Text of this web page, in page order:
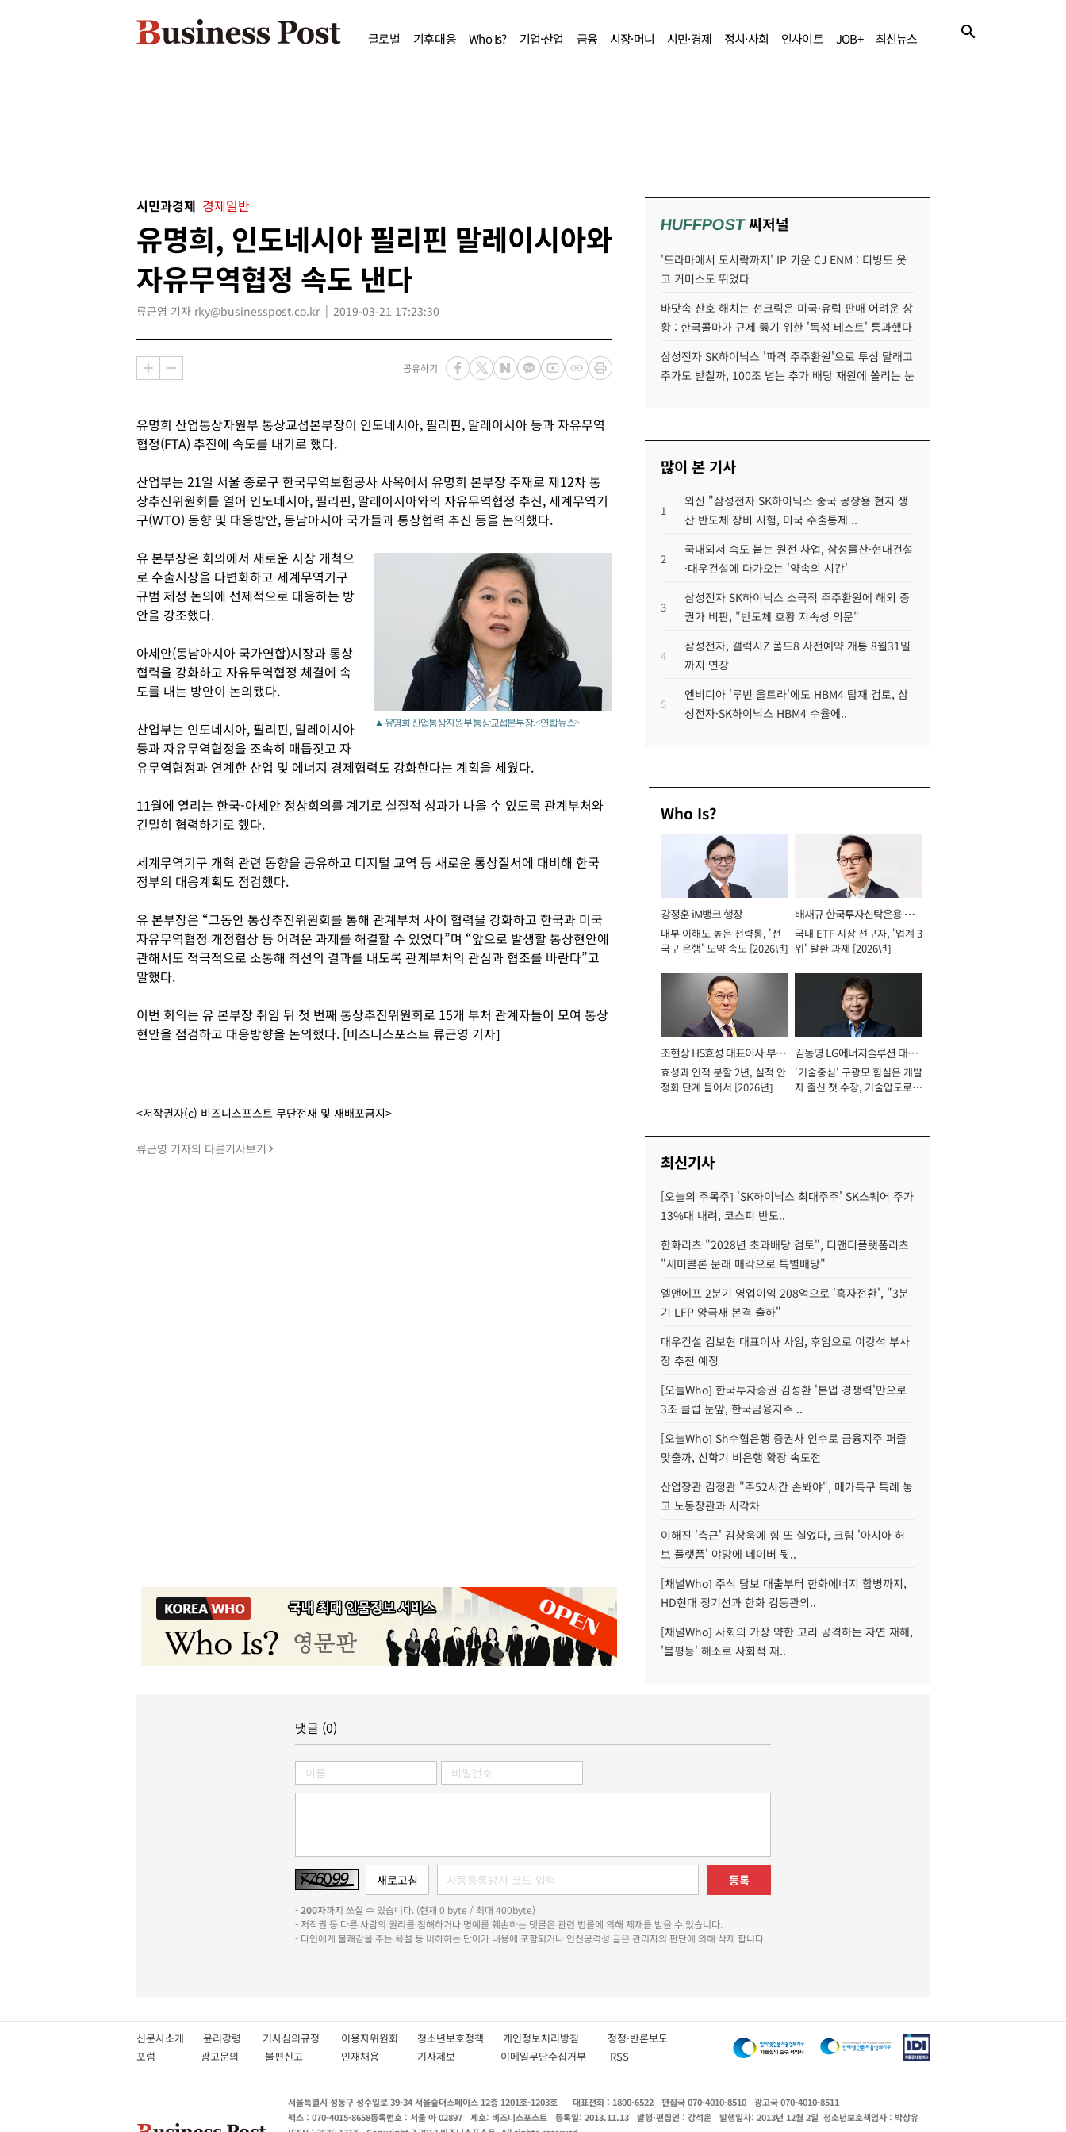
글로벌 기후대응 Who Is? 기업·산업 금융 시장·머니 시민·경제 정치·사회 인사이트 JOB+ 최신뉴스
시민과경제 경제일반
유명희, 인도네시아 필리핀 말레이시아와
자유무역협정 속도 낸다
류근영 기자 rky@businesspost.co.kr 2019-03-21 17:23:30
공유하기
유명희 산업통상자원부 통상교섭본부장이 인도네시아, 필리핀, 말레이시아 등과 자유무역
협정(FTA) 추진에 속도를 내기로 했다.
산업부는 21일 서울 종로구 한국무역보험공사 사옥에서 유명희 본부장 주재로 제12차 통
상추진위원회를 열어 인도네시아, 필리핀, 말레이시아와의 자유무역협정 추진, 세계무역기
구(WTO) 동향 및 대응방안, 동남아시아 국가들과 통상협력 추진 등을 논의했다.
▲ 유명희 산업통상자원부 통상교섭본부장. <연합뉴스>
유 본부장은 회의에서 새로운 시장 개척으
로 수출시장을 다변화하고 세계무역기구
규범 제정 논의에 선제적으로 대응하는 방
안을 강조했다.
아세안(동남아시아 국가연합)시장과 통상
협력을 강화하고 자유무역협정 체결에 속
도를 내는 방안이 논의됐다.
산업부는 인도네시아, 필리핀, 말레이시아
등과 자유무역협정을 조속히 매듭짓고 자
유무역협정과 연계한 산업 및 에너지 경제협력도 강화한다는 계획을 세웠다.
11월에 열리는 한국-아세안 정상회의를 계기로 실질적 성과가 나올 수 있도록 관계부처와
긴밀히 협력하기로 했다.
세계무역기구 개혁 관련 동향을 공유하고 디지털 교역 등 새로운 통상질서에 대비해 한국
정부의 대응계획도 점검했다.
유 본부장은 “그동안 통상추진위원회를 통해 관계부처 사이 협력을 강화하고 한국과 미국
자유무역협정 개정협상 등 어려운 과제를 해결할 수 있었다”며 “앞으로 발생할 통상현안에
관해서도 적극적으로 소통해 최선의 결과를 내도록 관계부처의 관심과 협조를 바란다”고
말했다.
이번 회의는 유 본부장 취임 뒤 첫 번째 통상추진위원회로 15개 부처 관계자들이 모여 통상
현안을 점검하고 대응방향을 논의했다. [비즈니스포스트 류근영 기자]
<저작권자(c) 비즈니스포스트 무단전재 및 재배포금지>
류근영 기자의 다른기사보기
HUFFPOST씨저널
'드라마에서 도시락까지' IP 키운 CJ ENM : 티빙도 웃
고 커머스도 뛰었다
바닷속 산호 해치는 선크림은 미국·유럽 판매 어려운 상
황 : 한국콜마가 규제 뚫기 위한 '독성 테스트' 통과했다
삼성전자 SK하이닉스 '파격 주주환원'으로 투심 달래고
주가도 받칠까, 100조 넘는 추가 배당 재원에 쏠리는 눈
많이 본 기사
1
외신 "삼성전자 SK하이닉스 중국 공장용 현지 생
산 반도체 장비 시험, 미국 수출통제 ..
2
국내외서 속도 붙는 원전 사업, 삼성물산·현대건설
·대우건설에 다가오는 '약속의 시간'
3
삼성전자 SK하이닉스 소극적 주주환원에 해외 증
권가 비판, "반도체 호황 지속성 의문"
4
삼성전자, 갤럭시Z 폴드8 사전예약 개통 8월31일
까지 연장
5
엔비디아 '루빈 울트라'에도 HBM4 탑재 검토, 삼
성전자·SK하이닉스 HBM4 수율에..
Who Is?
강정훈 iM뱅크 행장
내부 이해도 높은 전략통, '전
국구 은행' 도약 속도 [2026년]
배재규 한국투자신탁운용 대
표이사 사장
국내 ETF 시장 선구자, '업계 3
위' 탈환 과제 [2026년]
조현상 HS효성 대표이사 부회
장
효성과 인적 분할 2년, 실적 안
정화 단계 들어서 [2026년]
김동명 LG에너지솔루션 대표
이사 사장
'기술중심' 구광모 힘실은 개발
자 출신 첫 수장, 기술압도로
최신기사
[오늘의 주목주] 'SK하이닉스 최대주주' SK스퀘어 주가
13%대 내려, 코스피 반도..
한화리츠 "2028년 초과배당 검토", 디앤디플랫폼리츠
"세미콜론 문래 매각으로 특별배당"
엘앤에프 2분기 영업이익 208억으로 '흑자전환', "3분
기 LFP 양극재 본격 출하"
대우건설 김보현 대표이사 사임, 후임으로 이강석 부사
장 추천 예정
[오늘Who] 한국투자증권 김성환 '본업 경쟁력'만으로
3조 클럽 눈앞, 한국금융지주 ..
[오늘Who] Sh수협은행 증권사 인수로 금융지주 퍼즐
맞출까, 신학기 비은행 확장 속도전
산업장관 김정관 "주52시간 손봐야", 메가특구 특례 놓
고 노동장관과 시각차
이해진 '측근' 김창욱에 힘 또 실었다, 크림 '아시아 허
브 플랫폼' 야망에 네이버 뒷..
[채널Who] 주식 담보 대출부터 한화에너지 합병까지,
HD현대 정기선과 한화 김동관의..
[채널Who] 사회의 가장 약한 고리 공격하는 자연 재해,
'불평등' 해소로 사회적 재..
댓글 (0)
등록
-200자까지 쓰실 수 있습니다. (현재 0 byte / 최대 400byte)
- 저작권 등 다른 사람의 권리를 침해하거나 명예를 훼손하는 댓글은 관련 법률에 의해 제재를 받을 수 있습니다.
- 타인에게 불쾌감을 주는 욕설 등 비하하는 단어가 내용에 포함되거나 인신공격성 글은 관리자의 판단에 의해 삭제 합니다.
신문사소개 윤리강령 기사심의규정 이용자위원회 청소년보호정책 개인정보처리방침 정정·반론보도
포럼
광고문의 불편신고 인재채용 기사제보 이메일무단수집거부 RSS
서울특별시 성동구 성수일로 39-34 서울숲더스페이스 12층 1201호-1203호 대표전화 : 1800-6522 편집국 070-4010-8510
광고국 070-4010-8511
팩스 : 070-4015-8658등록번호 : 서울 아 02897 제호: 비즈니스포스트 등록일: 2013.11.13 발행·편집인 : 강석운 발행일자: 2013년 12월 2일 청소년보호책임자 : 박상유